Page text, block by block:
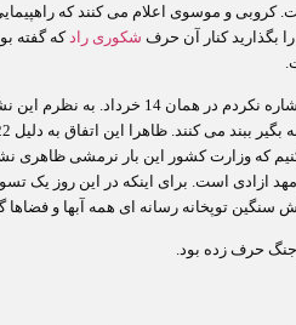
بگذارید کنار آن حرف شکوری راد که گفته
خب من عمدا حرفهای آقاسیدعلی خامنه
فراموش نکنیم که وزارت کشور این بار
مهد ازادی است. برای اینکه در این روز
سنگین توپخانه رسانه ای همه آبها و فضاها
جنگ حرف زده بود.